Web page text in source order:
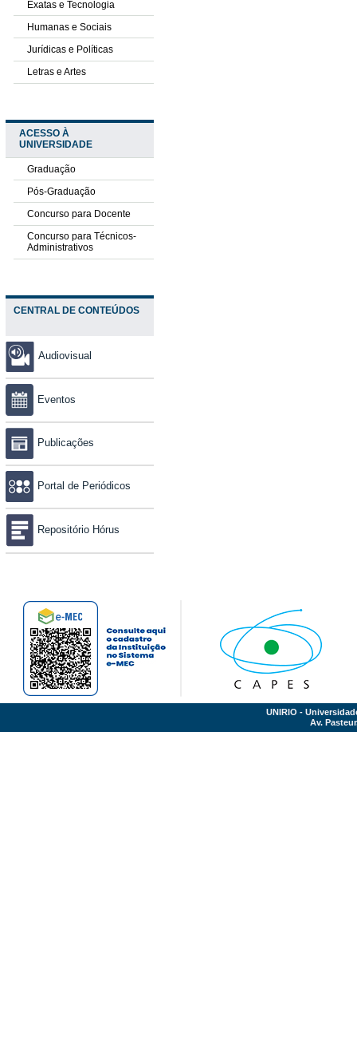
Exatas e Tecnologia
Humanas e Sociais
Jurídicas e Políticas
Letras e Artes
ACESSO À
UNIVERSIDADE
Graduação
Pós-Graduação
Concurso para Docente
Concurso para Técnicos-
Administrativos
CENTRAL DE CONTEÚDOS
Audiovisual
Eventos
Publicações
Portal de Periódicos
Repositório Hórus
UNIRIO -
Av.